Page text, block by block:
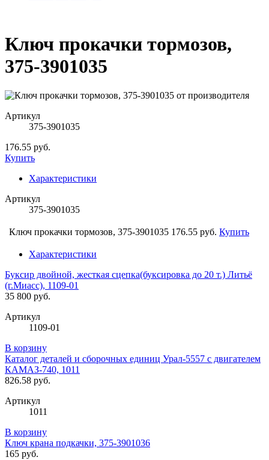
Ключ прокачки тормозов,
375-3901035
Артикул
375-3901035
176.55 руб.
Купить
Характеристики
Артикул
375-3901035
Ключ прокачки тормозов, 375-3901035 176.55 руб. Купить
Характеристики
Буксир двойной, жесткая сцепка(буксировка до 20 т.) Литьё
(г.Миасс), 1109-01
35 800 руб.
Артикул
1109-01
В корзину
Каталог деталей и сборочных единиц Урал-5557 с двигателем
КАМАЗ-740, 1011
826.58 руб.
Артикул
1011
В корзину
Ключ крана подкачки, 375-3901036
165 руб.